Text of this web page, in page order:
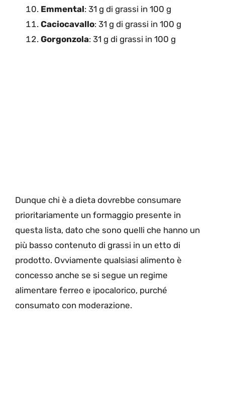
Emmental: 31 g di grassi in 100 g
Caciocavallo: 31 g di grassi in 100 g
Gorgonzola: 31 g di grassi in 100 g
Dunque chi è a dieta dovrebbe consumare
prioritariamente un formaggio presente in
questa lista, dato che sono quelli che hanno un
più basso contenuto di grassi in un etto di
prodotto. Ovviamente qualsiasi alimento è
concesso anche se si segue un regime
alimentare ferreo e ipocalorico, purché
consumato con moderazione.